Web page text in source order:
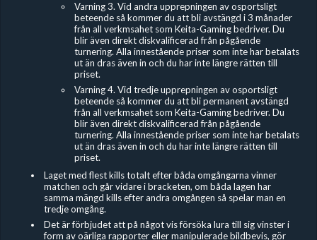
Varning 3. Vid andra upprepningen av osportsligt
beteende så kommer du att bli avstängd i 3 månader
från all verkmsahet som Keita-Gaming bedriver. Du
blir även direkt diskvalificerad från pågående
turnering. Alla innestående priser som inte har betalats
ut än dras även in och du har inte längre rätten till
priset.
Varning 4. Vid tredje upprepningen av osportsligt
beteende så kommer du att bli permanent avstängd
från all verkmsahet som Keita-Gaming bedriver. Du
blir även direkt diskvalificerad från pågående
turnering. Alla innestående priser som inte har betalats
ut än dras även in och du har inte längre rätten till
priset.
Laget med flest kills totalt efter båda omgångarna vinner
matchen och går vidare i bracketen, om båda lagen har
samma mängd kills efter andra omgången så spelar man en
tredje omgång.
Det är förbjudet att på något vis försöka lura till sig vinster i
form av oärliga rapporter eller manipulerade bildbevis, gör